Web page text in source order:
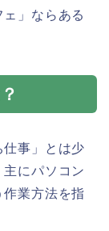
ェ」ならある
仕事」とは少
にパソコン
業方法を指